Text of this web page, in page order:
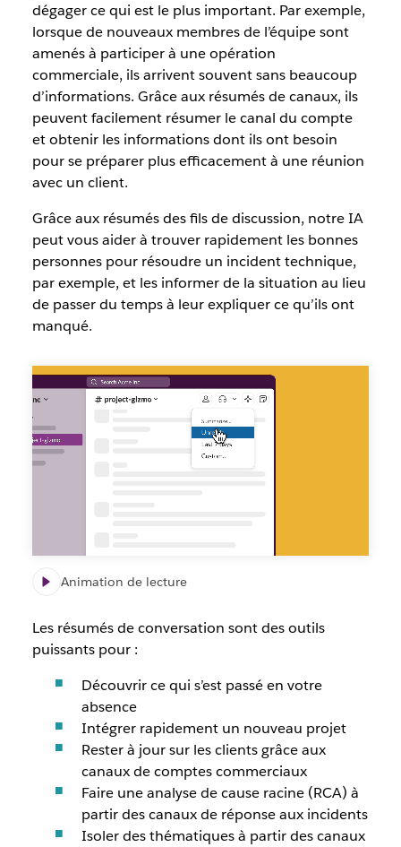
dégager ce qui est le plus important. Par exemple,
lorsque de nouveaux membres de l’équipe sont
amenés à participer à une opération
commerciale, ils arrivent souvent sans beaucoup
d’informations. Grâce aux résumés de canaux, ils
peuvent facilement résumer le canal du compte
et obtenir les informations dont ils ont besoin
pour se préparer plus efficacement à une réunion
avec un client.
Grâce aux résumés des fils de discussion, notre IA
peut vous aider à trouver rapidement les bonnes
personnes pour résoudre un incident technique,
par exemple, et les informer de la situation au lieu
de passer du temps à leur expliquer ce qu’ils ont
manqué.
Résumé
par
Slack
AI
Animation de lecture
Les résumés de conversation sont des outils
puissants pour :
Découvrir ce qui s’est passé en votre
absence
Intégrer rapidement un nouveau projet
Rester à jour sur les clients grâce aux
canaux de comptes commerciaux
Faire une analyse de cause racine (RCA) à
partir des canaux de réponse aux incidents
Isoler des thématiques à partir des canaux